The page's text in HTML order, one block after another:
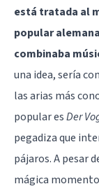
está tratada al
popular
combinaba
una idea, sería
las arias más
popular esDer
pegadiza que
pájaros. A pesar
mágica